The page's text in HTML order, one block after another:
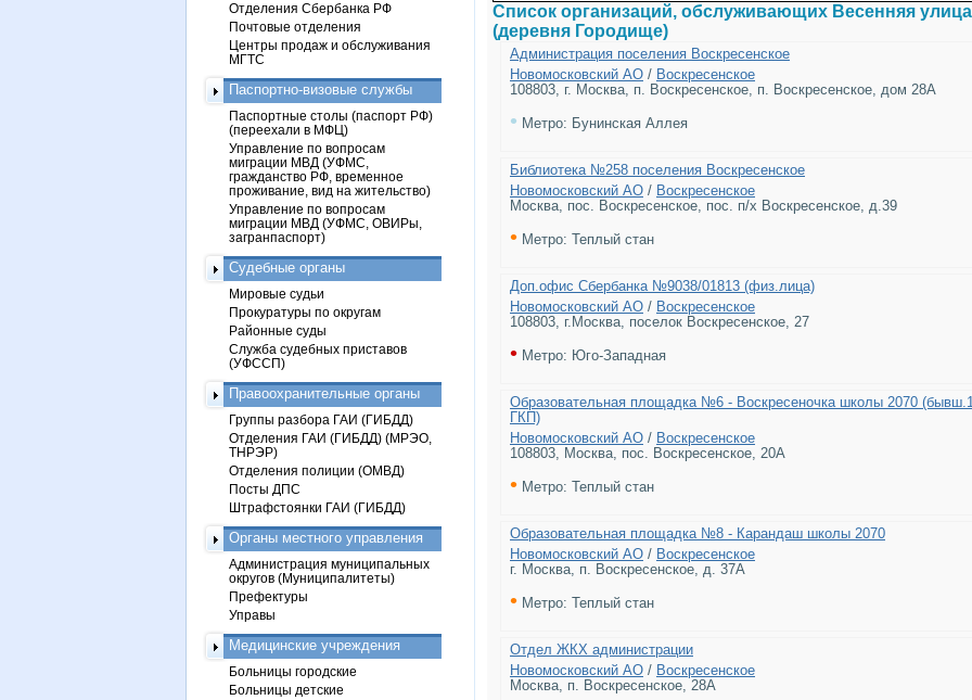
Список организаций, обслуживающих Весенняя улица
(деревня Городище)
Администрация поселения Воскресенское
Новомосковский АО / Воскресенское
108803, г. Москва, п. Воскресенское, п. Воскресенское, дом 28А
• Метро: Бунинская Аллея
Библиотека №258 поселения Воскресенское
Новомосковский АО / Воскресенское
Москва, пос. Воскресенское, пос. п/х Воскресенское, д.39
• Метро: Теплый стан
Доп.офис Сбербанка №9038/01813 (физ.лица)
Новомосковский АО / Воскресенское
108803, г.Москва, поселок Воскресенское, 27
• Метро: Юго-Западная
Образовательная площадка №6 - Воскресеночка школы 2070
ГКП)
Новомосковский АО / Воскресенское
108803, Москва, пос. Воскресенское, 20А
• Метро: Теплый стан
Образовательная площадка №8 - Карандаш школы 2070
Новомосковский АО / Воскресенское
г. Москва, п. Воскресенское, д. 37А
• Метро: Теплый стан
Отдел ЖКХ администрации
Новомосковский АО / Воскресенское
Москва, п. Воскресенское, 28А
Отделения Сбербанка РФ
Почтовые отделения
Центры продаж и обслуживания
МГТС
Паспортно-визовые службы
Паспортные столы (паспорт РФ)
(переехали в МФЦ)
Управление по вопросам
миграции МВД (УФМС,
гражданство РФ, временное
проживание, вид на жительство)
Управление по вопросам
миграции МВД (УФМС, ОВИРы,
загранпаспорт)
Судебные органы
Мировые судьи
Прокуратуры по округам
Районные суды
Служба судебных приставов
(УФССП)
Правоохранительные органы
Группы разбора ГАИ (ГИБДД)
Отделения ГАИ (ГИБДД) (МРЭО,
ТНРЭР)
Отделения полиции (ОМВД)
Посты ДПС
Штрафстоянки ГАИ (ГИБДД)
Органы местного управления
Администрация муниципальных
округов (Муниципалитеты)
Префектуры
Управы
Медицинские учреждения
Больницы городские
Больницы детские